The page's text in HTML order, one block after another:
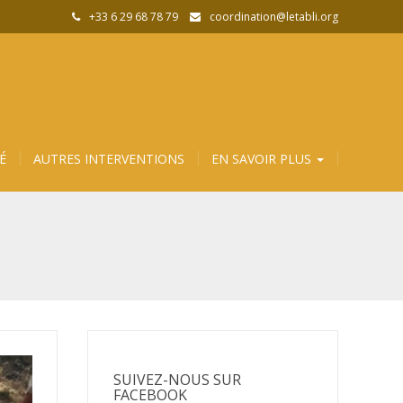
+33 6 29 68 78 79 coordination@letabli.org
AUTRES INTERVENTIONS EN SAVOIR PLUS
SUIVEZ-NOUS SUR
FACEBOOK